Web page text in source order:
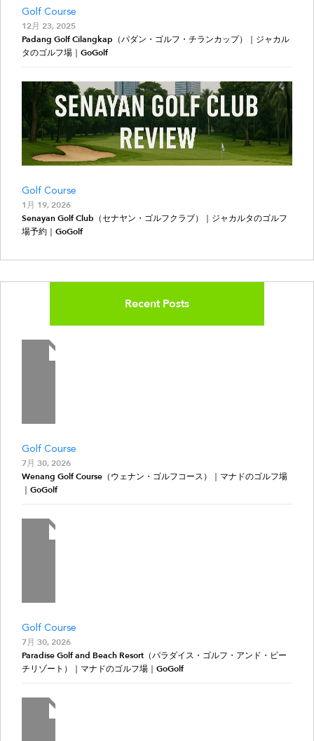
Golf Course
12月 23, 2025
Padang Golf Cilangkap（パダン・ゴルフ・チランカップ）｜ジャカル
タのゴルフ場｜GoGolf
Golf Course
1月 19, 2026
Senayan Golf Club（セナヤン・ゴルフクラブ）｜ジャカルタのゴルフ
場予約｜GoGolf
Recent Posts
Golf Course
7月 30, 2026
Wenang Golf Course（ウェナン・ゴルフコース）｜マナドのゴルフ場
｜GoGolf
Golf Course
7月 30, 2026
Paradise Golf and Beach Resort（パラダイス・ゴルフ・アンド・ビー
チリゾート）｜マナドのゴルフ場｜GoGolf